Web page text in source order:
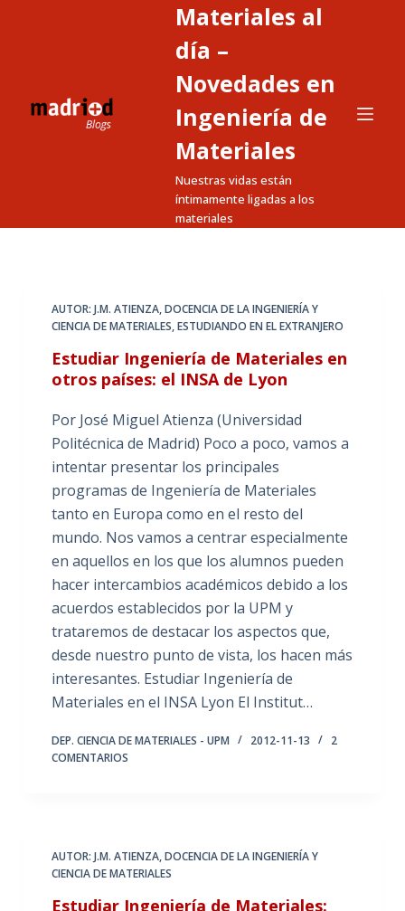
o
Materiales al
día –
Novedades en
Ingeniería de
Materiales
Nuestras vidas están
íntimamente ligadas a los
materiales
AUTOR: J.M. ATIENZA,DOCENCIA DE LA INGENIERÍA Y
CIENCIA DE MATERIALES,ESTUDIANDO EN EL EXTRANJERO
Estudiar Ingeniería de Materiales en
otros países: el INSA de Lyon
Por José Miguel Atienza (Universidad
Politécnica de Madrid) Poco a poco, vamos a
intentar presentar los principales
programas de Ingeniería de Materiales
tanto en Europa como en el resto del
mundo. Nos vamos a centrar especialmente
en aquellos en los que los alumnos pueden
hacer intercambios académicos debido a los
acuerdos establecidos por la UPM y
trataremos de destacar los aspectos que,
desde nuestro punto de vista, los hacen más
interesantes. Estudiar Ingeniería de
Materiales en el INSA Lyon El Institut…
DEP. CIENCIA DE MATERIALES - UPM 2012-11-13
2
COMENTARIOS
AUTOR: J.M. ATIENZA,DOCENCIA DE LA INGENIERÍA Y
CIENCIA DE MATERIALES
Estudiar Ingeniería de Materiales: